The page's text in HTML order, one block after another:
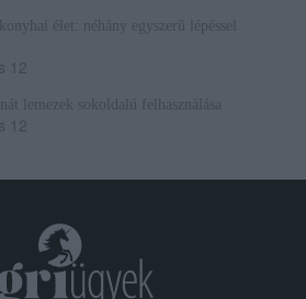
élet: néhány egyszerű lépéssel
12
lemezek sokoldalú felhasználása
12